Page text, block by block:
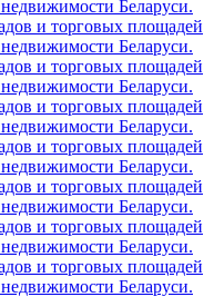
Беларуси.
и торговых площадей
Беларуси.
и торговых площадей
Беларуси.
и торговых площадей
Беларуси.
и торговых площадей
Беларуси.
и торговых площадей
Беларуси.
и торговых площадей
Беларуси.
и торговых площадей
Беларуси.